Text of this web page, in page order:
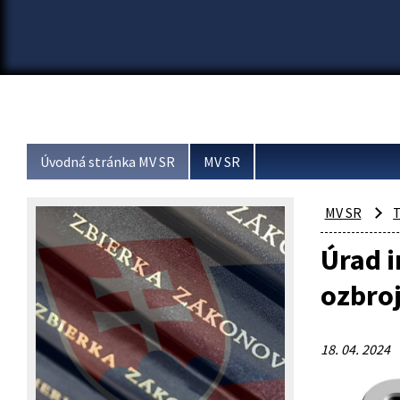
Úvodná stránka MV SR MV SR
MV SR
Úrad
18. 04. 2024